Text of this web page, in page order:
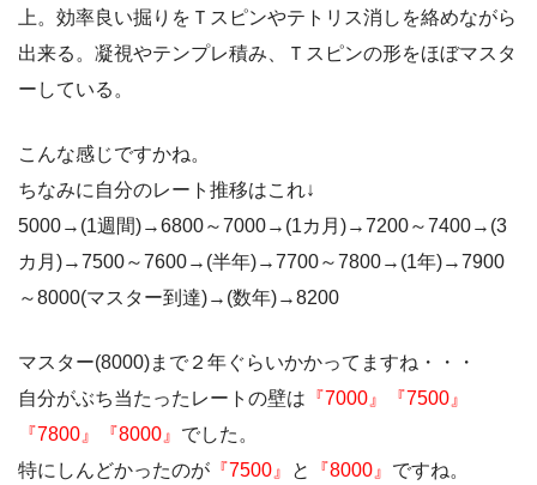
上。効率良い掘りをＴスピンやテトリス消しを絡めながら
出来る。凝視やテンプレ積み、Ｔスピンの形をほぼマスタ
ーしている。
こんな感じですかね。
ちなみに自分のレート推移はこれ↓
5000→(1週間)→6800～7000→(1カ月)→7200～7400→(3
カ月)→7500～7600→(半年)→7700～7800→(1年)→7900
～8000(マスター到達)→(数年)→8200
マスター(8000)まで２年ぐらいかかってますね・・・
自分がぶち当たったレートの壁は 『7000』『7500』
『7800』『8000』 でした。
特にしんどかったのが 『7500』 と 『8000』 ですね。